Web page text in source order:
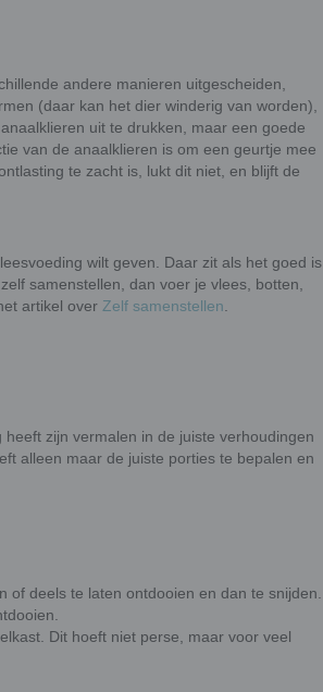
andere manieren uitgescheiden,
(daar kan het dier winderig van worden),
uit te drukken, maar een goede
van de anaalklieren is om een geurtje mee
te zacht is, lukt dit niet, en blijft de
wilt geven. Daar zit als het goed is
samenstellen, dan voer je vlees, botten,
artikel over Zelf samenstellen
zijn vermalen in de juiste verhoudingen
alleen maar de juiste porties te bepalen en
deels te laten ontdooien en dan te snijden.
Dit hoeft niet perse, maar voor veel